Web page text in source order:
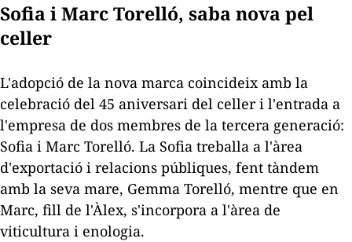
Sofia i Marc Torelló, saba nova pel
celler
L'adopció de la nova marca coincideix amb la
celebració del 45 aniversari del celler i l'entrada a
l'empresa de dos membres de la tercera generació:
Sofia i Marc Torelló. La Sofia treballa a l'àrea
d'exportació i relacions públiques, fent tàndem
amb la seva mare, Gemma Torelló, mentre que en
Marc, fill de l'Àlex, s'incorpora a l'àrea de
viticultura i enologia.